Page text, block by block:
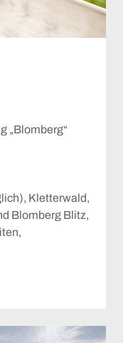
„Blomberg“
Kletterwald,
Blomberg Blitz,